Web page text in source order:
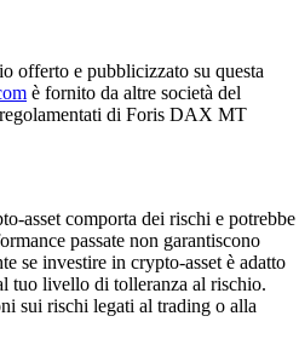
offerto e pubblicizzato su questa
è fornito da altre società del
di Foris DAX MT
asset comporta dei rischi e potrebbe
passate non garantiscono
se investire in crypto-asset è adatto
tuo livello di tolleranza al rischio.
sui rischi legati al trading o alla